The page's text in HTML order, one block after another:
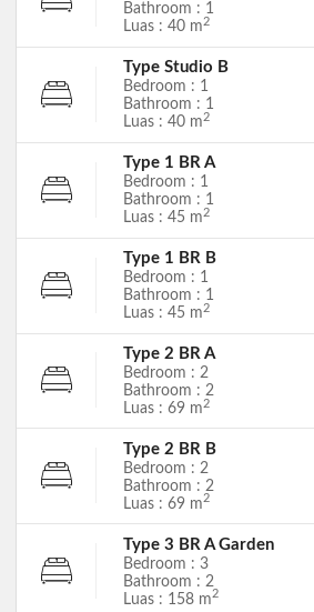
Bathroom : 1
Luas : 40 m2
Type Studio B
Bedroom : 1
Bathroom : 1
Luas : 40 m2
Type 1 BR A
Bedroom : 1
Bathroom : 1
Luas : 45 m 2
Type 1 BR B
Bedroom : 1
Bathroom : 1
Luas : 45 m 2
Type 2 BR A
Bedroom : 2
Bathroom : 2
Luas : 69 m 2
Type 2 BR B
Bedroom : 2
Bathroom : 2
Luas : 69 m2
Type 3 BR A Garden
Bedroom : 3
Bathroom : 2
Luas : 158 m2